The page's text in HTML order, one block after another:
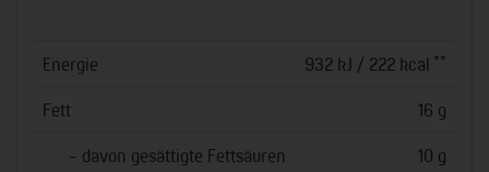
Energie 932 kJ / 222 kcal **
Fett 16 g
- davon gesättigte Fettsäuren 10 g